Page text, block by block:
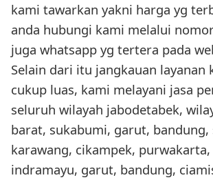
kami tawarkan yakni harga yg
anda hubungi kami melalui
juga whatsapp yg tertera pada
Selain dari itu jangkauan layanan
cukup luas, kami melayani jasa
seluruh wilayah jabodetabek,
barat, sukabumi, garut, bandung,
karawang, cikampek,
indramayu, garut, bandung,